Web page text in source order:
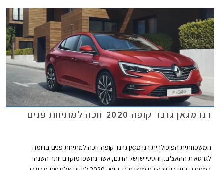
רנו מגאן גרנד קופה 2020 זוכה למתיחת פנים
המשפחתית הפופולרית רנו מגאן גרנד קופה זוכה למתיחת פנים בדומה
לגרסאות ההאצ'בק והסטיישן של הדגם, אשר נחשפו מוקדם יותר השנה.